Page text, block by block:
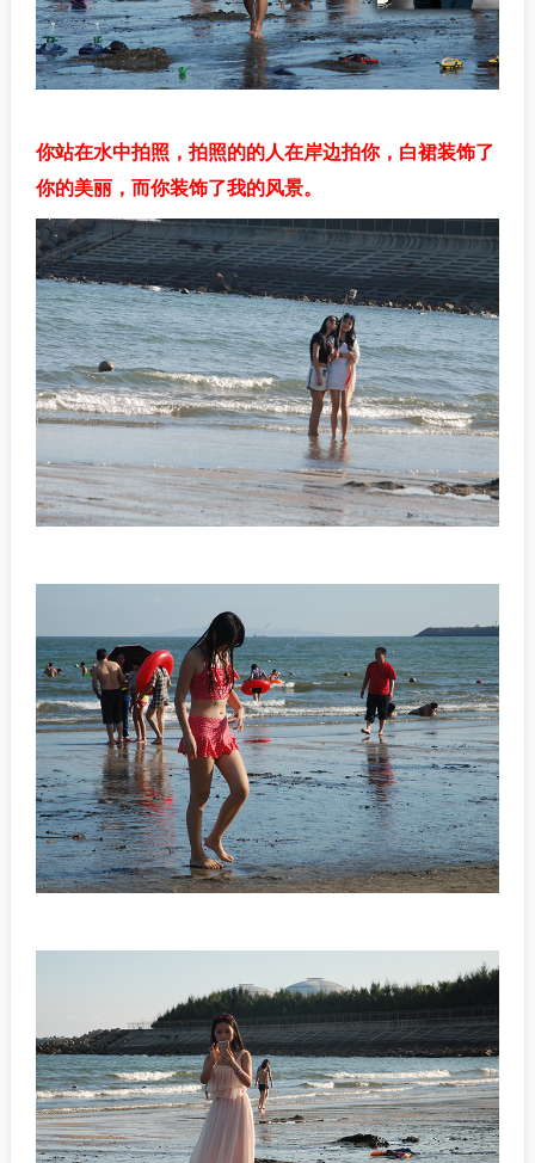
你站在水中拍照，拍照的的人在岸边拍你，白裙装饰了
你的美丽，而你装饰了我的风景。